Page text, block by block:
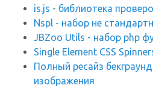
is.js - библиотека
Nspl - набор не
JBZoo Utils - набор php
Single Element CSS
Полный ресайз
изображения